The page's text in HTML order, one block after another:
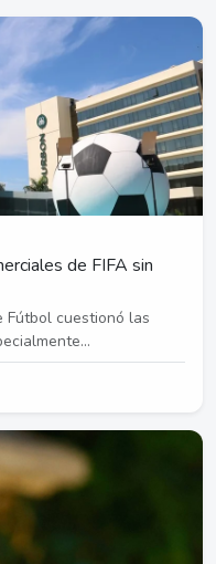
de FIFA sin
Fútbol cuestionó las